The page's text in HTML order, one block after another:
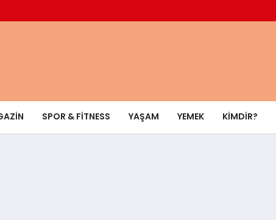
SPOR & FITNESS YAŞAM YEMEK KIMDIR?